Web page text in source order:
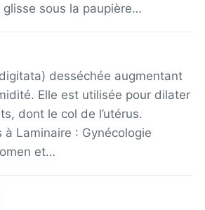
sous la paupière…
desséchée augmentant
Elle est utilisée pour dilater
dont le col de l’utérus.
à Laminaire : Gynécologie
et…